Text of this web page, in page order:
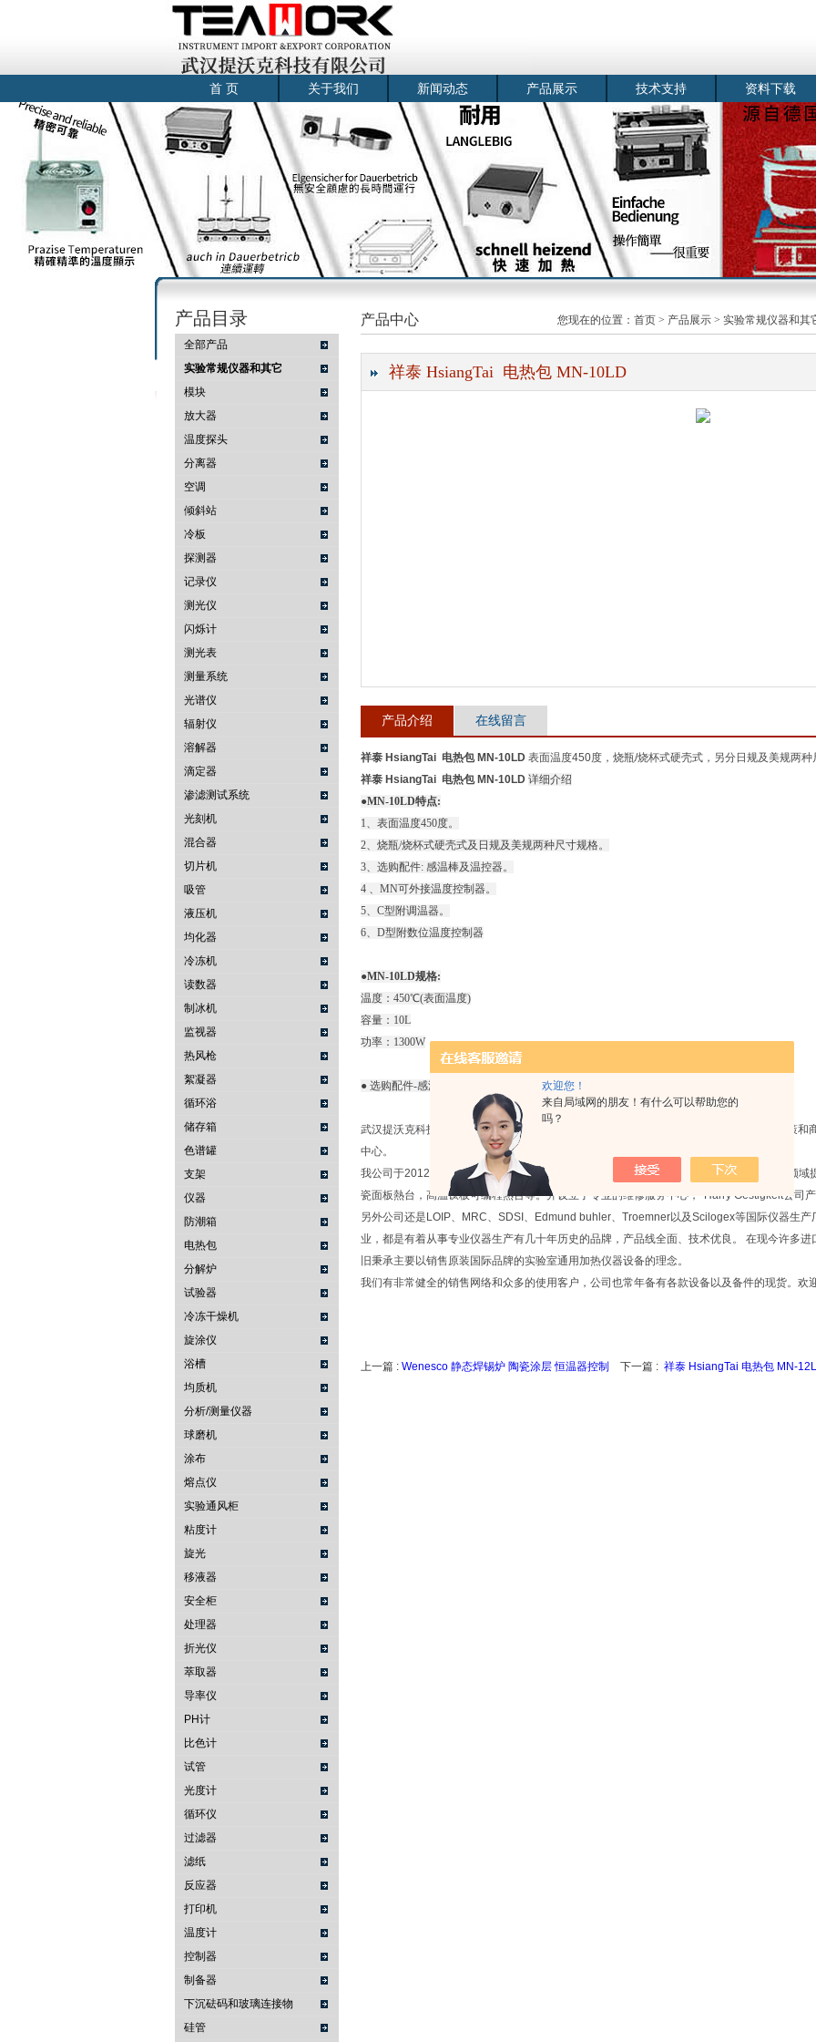
欢迎您！
来自局域网的朋友！有什么可以帮助您的
吗？
武汉提沃克科技有限公司
首 页 关于我们 新闻动态 产品展示 技术支持 资料下载
产品目录
全部产品
实验常规仪器和其它
模块
放大器
温度探头
分离器
空调
倾斜站
冷板
探测器
记录仪
测光仪
闪烁计
测光表
测量系统
光谱仪
辐射仪
溶解器
滴定器
渗滤测试系统
光刻机
混合器
切片机
吸管
液压机
均化器
冷冻机
读数器
制冰机
监视器
热风枪
絮凝器
循环浴
储存箱
色谱罐
支架
仪器
防潮箱
电热包
分解炉
试验器
冷冻干燥机
旋涂仪
浴槽
均质机
分析/测量仪器
球磨机
涂布
熔点仪
实验通风柜
粘度计
旋光
移液器
安全柜
处理器
折光仪
萃取器
导率仪
PH计
比色计
试管
光度计
循环仪
过滤器
滤纸
反应器
打印机
温度计
控制器
制备器
下沉砝码和玻璃连接物
硅管
产品中心 您现在的位置： 首页 > 产品展示 > 实验常规仪器和其
祥泰 HsiangTai 电热包 MN-10LD
产品介绍 在线留言
祥泰 HsiangTai 电热包 MN-10LD 表面温度450度，烧瓶/烧杯式硬壳式，另分日规及美规两种
祥泰 HsiangTai 电热包 MN-10LD 详细介绍
●MN-10LD特点:
1、表面温度450度。
2、烧瓶/烧杯式硬壳式及日规及美规两种尺寸规格。
3、选购配件: 感温棒及温控器。
4 、MN可外接温度控制器。
5、C型附调温器。
6、D型附数位温度控制器
●MN-10LD规格:
温度：450℃(表面温度)
容量：10L
功率：1300W
● 选购配件-感温棒、温控器HT-720、TC-2、TC-10
武汉提沃克科技有限公司是一家具有进出口权的专业仪器贸易商。凭借公司稳健经营的政策和
中心。
我公司于2012年成为德国Harry Gestigkeit公司中国区总代理、致力于为国内新能源开发领域
瓷面板熱台，高温钛板可编程熱台等。并设立了专业的维修服务中心，*Harry Gestigkeit公司
另外公司还是LOIP、MRC、SDSI、Edmund buhler、Troemner以及Scilogex等国际仪器生
业，都是有着从事专业仪器生产有几十年历史的品牌，产品线全面、技术优良。 在现今许多
旧秉承主要以销售原装国际品牌的实验室通用加热仪器设备的理念。
我们有非常健全的销售网络和众多的使用客户，公司也常年备有各款设备以及备件的现货。欢
上一篇 : Wenesco 静态焊锡炉 陶瓷涂层 恒温器控制 下一篇 : 祥泰 HsiangTai 电热包 MN-